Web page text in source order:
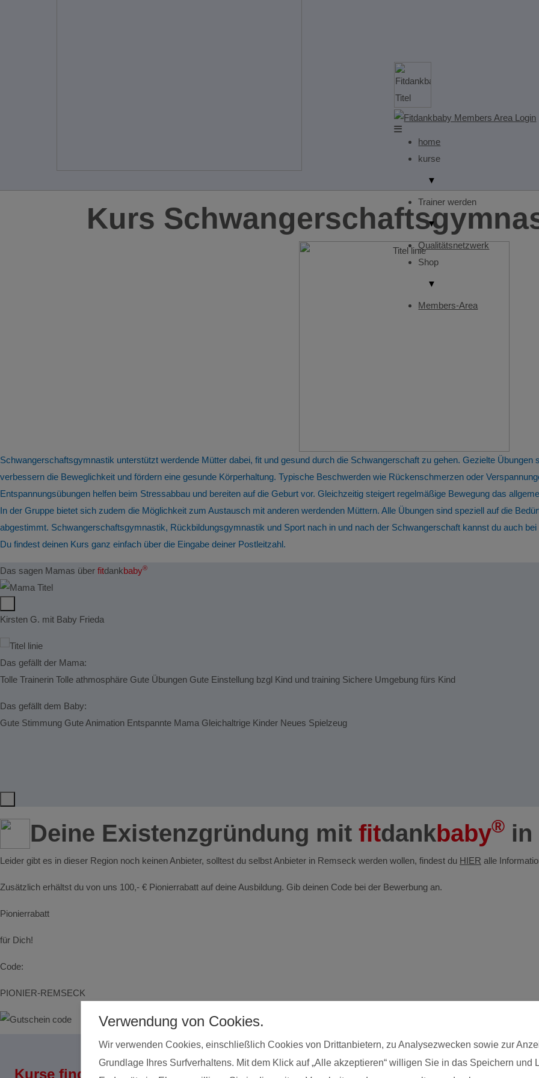
home
kurse
▼
Trainer werden
▼
Qualitätsnetzwerk
Shop
▼
Members-Area
Kurs
Schwangerschaftsgymnastik unterstützt werdende Mütter dabei, fit und gesund durch die Schwangerschaft zu gehen. Gezielte
verbessern die Beweglichkeit und fördern eine gesunde Körperhaltung. Typische Beschwerden wie Rückenschmerzen oder
Entspannungsübungen helfen beim Stressabbau und bereiten auf die Geburt vor. Gleichzeitig steigert regelmäßige Bewegung das
In der Gruppe bietet sich zudem die Möglichkeit zum Austausch mit anderen werdenden Müttern. Alle Übungen sind speziell auf die
abgestimmt. Schwangerschaftsgymnastik, Rückbildungsgymnastik und Sport nach in und nach der Schwangerschaft kannst du auch
Du findest deinen Kurs ganz einfach über die Eingabe deiner Postleitzahl.
Das sagen Mamas über fitdankbaby®
Kirsten G. mit Baby Frieda
Das gefällt der Mama:
Tolle Trainerin Tolle athmosphäre Gute Übungen Gute Einstellung bzgl Kind und training Sichere Umgebung fürs Kind
Das gefällt dem Baby:
Gute Stimmung Gute Animation Entspannte Mama Gleichaltrige Kinder Neues Spielzeug
Deine Existenzgründung mit fitdankbaby® in
Leider gibt es in dieser Region noch keinen Anbieter, solltest du selbst Anbieter in Remseck werden wollen, findest du HIER alle
Zusätzlich erhältst du von uns 100,- € Pionierrabatt auf deine Ausbildung. Gib deinen Code bei der Bewerbung an.
Pionierrabatt
für Dich!
Code:
PIONIER-REMSECK
Kurse finden
Verwendung von Cookies.
Wir verwenden Cookies, einschließlich Cookies von Drittanbietern, zu Analysezwecken sowie zur
Grundlage Ihres Surfverhaltens. Mit dem Klick auf „Alle akzeptieren“ willigen Sie in das Speichern und